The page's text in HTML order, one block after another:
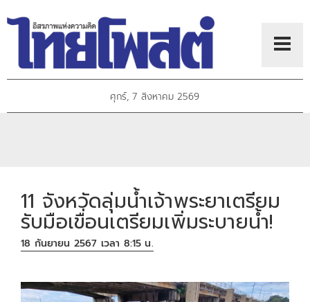
ศุกร์, 7 สิงหาคม 2569
11 จังหวัดลุ่มน้ำเจ้าพระยาเตรียม
รับมือเขื่อนเตรียมเพิ่มระบายน้ำ!
18 กันยายน 2567 เวลา 8:15 น.